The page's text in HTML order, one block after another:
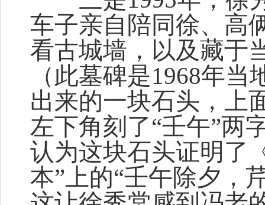
车子亲自陪同徐、高
看古城墙，以及藏于
（此墓碑是1968年
出来的一块石头，上
左下角刻了“壬午”两
认为这块石头证明了
本”上的“壬午除夕，